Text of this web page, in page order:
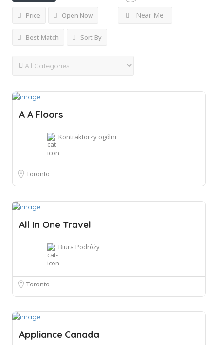
Price Open Now Near Me
Best Match Sort By
A A Floors
Kontraktorzy ogólni
Toronto
All In One Travel
Biura Podróży
Toronto
Appliance Canada